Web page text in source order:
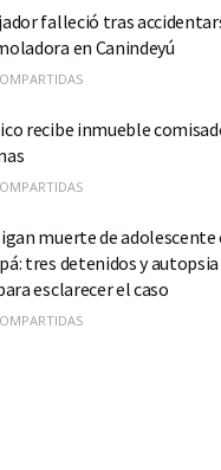
falleció tras
en Canindeyú
recibe inmueble
muerte de adolescente
tres detenidos y
esclarecer el caso